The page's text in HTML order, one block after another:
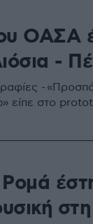
ΟΑΣΑ
-
-
είπε στο